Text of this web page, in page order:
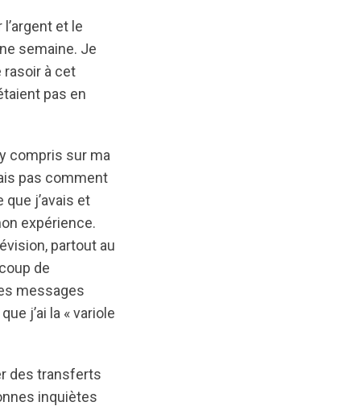
et le
semaine. Je
à cet
pas en
compris sur ma
pas comment
j’avais et
expérience.
partout au
de
messages
j’ai la « variole
des transferts
inquiètes